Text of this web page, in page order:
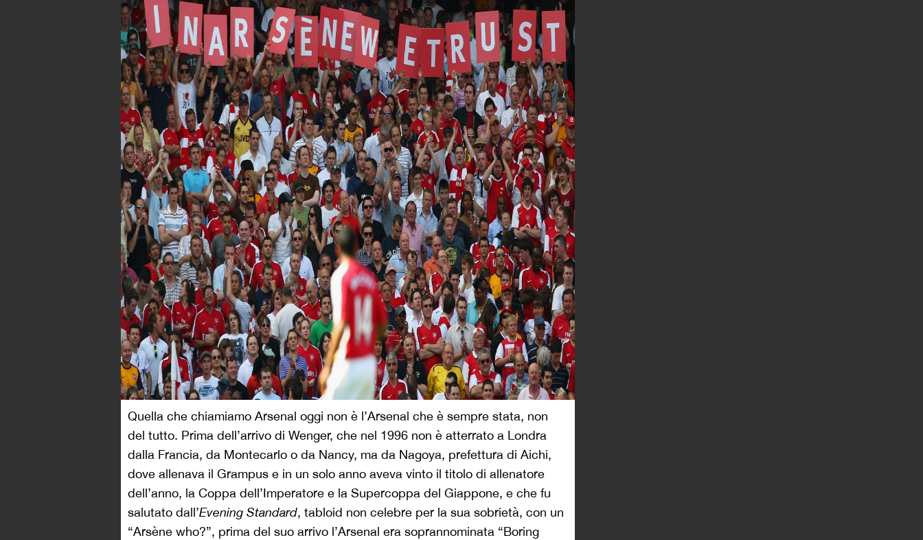
Quella che chiamiamo Arsenal oggi non è l’Arsenal che è sempre stata, non
del tutto. Prima dell’arrivo di Wenger, che nel 1996 non è atterrato a Londra
dalla Francia, da Montecarlo o da Nancy, ma da Nagoya, prefettura di Aichi,
dove allenava il Grampus e in un solo anno aveva vinto il titolo di allenatore
dell’anno, la Coppa dell’Imperatore e la Supercoppa del Giappone, e che fu
salutato dall’Evening Standard, tabloid non celebre per la sua sobrietà, con un
“Arsène who?”, prima del suo arrivo l’Arsenal era soprannominata “Boring